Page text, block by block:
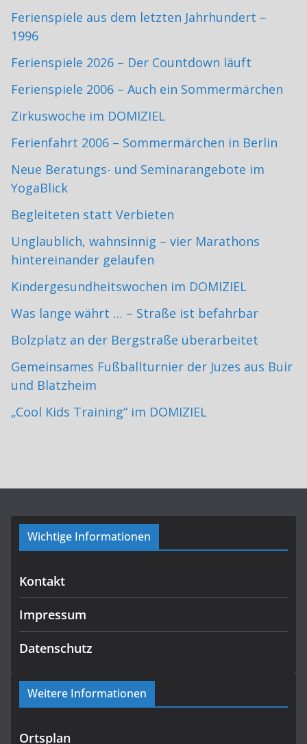
Ferienspiele aus dem letzten Jahrhundert –
1996
Ferienspiele 2026 – Der Countdown läuft
Ferienspiele 2006 – Auch ein Sommermärchen
Zirkuswoche im DOMIZIEL
Ferienfahrt 2006 – Sommermärchen in Berlin
Neue Beratungs- und Seminarangebote im
YogaBlick
Begleiteten statt Verbieten
Unglaublich, wahnsinnig – vier Marathons
hintereinander gelaufen
Kindergesundheitswochen im DOMIZIEL
Was lange währt … – Straße ist befahrbar
Bolzplatz an der Bergstraße überarbeitet
Gemeinsames Fußballturnier der Juzes aus Buir
und Blatzheim
„Cool Kids Training“ im DOMIZIEL
Wichtige Informationen
Kontakt
Impressum
Datenschutz
Weitere Informationen
Ortsplan